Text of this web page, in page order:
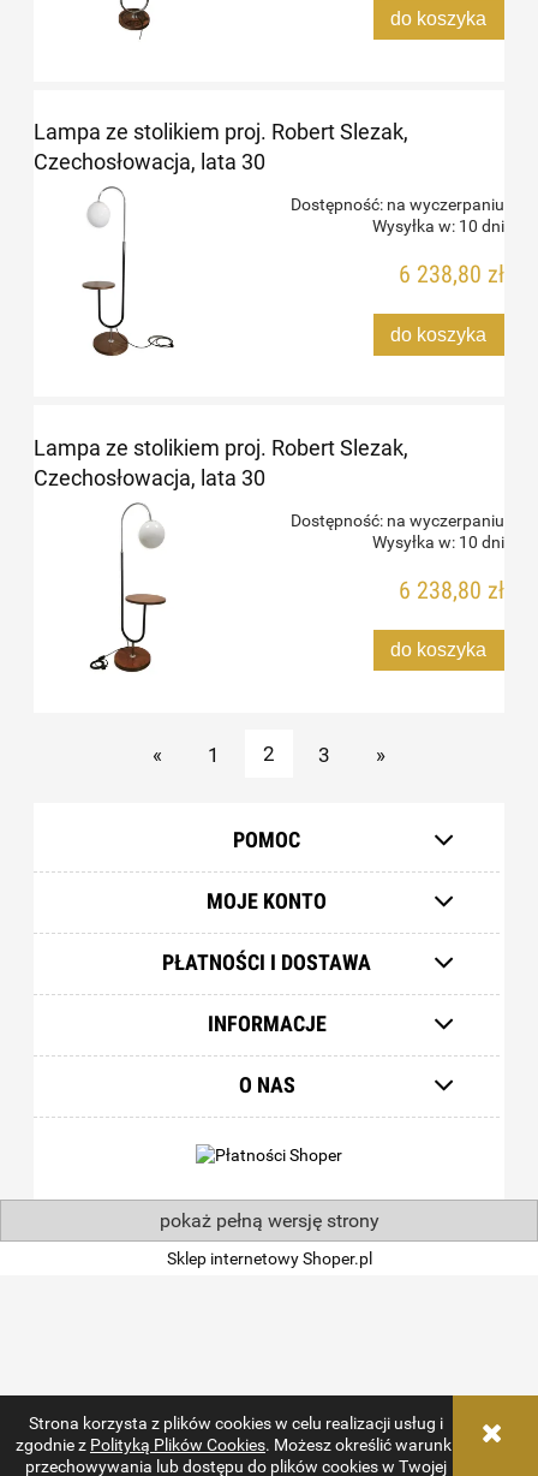
Strona korzysta z plików cookies w celu realizacji usług i
zgodnie z Polityką Plików Cookies. Możesz określić warunki
przechowywania lub dostępu do plików cookies w Twojej
do koszyka
Lampa ze stolikiem proj. Robert Slezak,
Czechosłowacja, lata 30
Dostępność: na wyczerpaniu
Wysyłka w: 10 dni
6 238,80 zł
do koszyka
Lampa ze stolikiem proj. Robert Slezak,
Czechosłowacja, lata 30
Dostępność: na wyczerpaniu
Wysyłka w: 10 dni
6 238,80 zł
do koszyka
« 1 2 3 »
POMOC
MOJE KONTO
PŁATNOŚCI I DOSTAWA
INFORMACJE
O NAS
pokaż pełną wersję strony
Sklep internetowy Shoper.pl